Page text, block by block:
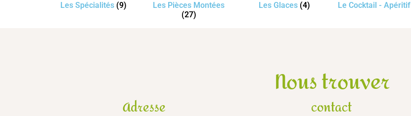
Les Spécialités (9)
Les Pièces Montées
(27)
Les Glaces (4) Le Cocktail - Apéritif
Nous trouver
Adresse contact